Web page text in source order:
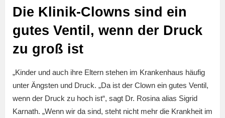
Die Klinik-Clowns sind ein
gutes Ventil, wenn der Druck
zu groß ist
„Kinder und auch ihre Eltern stehen im Krankenhaus häufig
unter Ängsten und Druck. „Da ist der Clown ein gutes Ventil,
wenn der Druck zu hoch ist“, sagt Dr. Rosina alias Sigrid
Karnath. „Wenn wir da sind, steht nicht mehr die Krankheit im